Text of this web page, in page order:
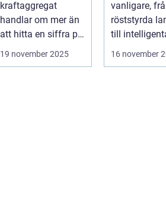
kraftaggregat
handlar om mer än
att hitta en siffra på
19 november 2025
vanligare,
röststyrda
till
termostater
16 november